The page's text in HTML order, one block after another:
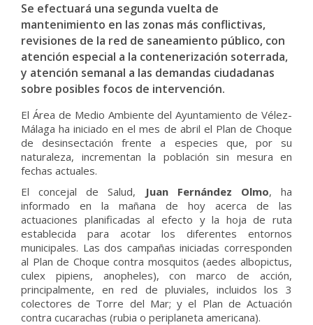
Se efectuará una segunda vuelta de
mantenimiento en las zonas más conflictivas,
revisiones de la red de saneamiento público, con
atención especial a la contenerización soterrada,
y atención semanal a las demandas ciudadanas
sobre posibles focos de intervención.
El Área de Medio Ambiente del Ayuntamiento de Vélez-
Málaga ha iniciado en el mes de abril el Plan de Choque
de desinsectación frente a especies que, por su
naturaleza, incrementan la población sin mesura en
fechas actuales.
El concejal de Salud,
Juan Fernández Olmo, ha
informado en la mañana de hoy acerca de las
actuaciones planificadas al efecto y la hoja de ruta
establecida para acotar los diferentes entornos
municipales. Las dos campañas iniciadas corresponden
al Plan de Choque contra mosquitos (aedes albopictus,
culex pipiens, anopheles), con marco de acción,
principalmente, en red de pluviales, incluidos los 3
colectores de Torre del Mar; y el Plan de Actuación
contra cucarachas (rubia o periplaneta americana).